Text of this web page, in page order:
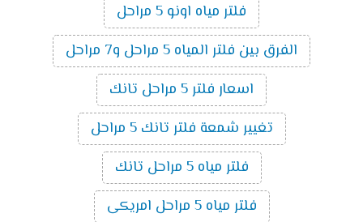
فلتر مياه اونو 5 مراحل
الفرق بين فلتر المياه 5 مراحل و7 مراحل
اسعار فلتر 5 مراحل تانك
تغيير شمعة فلتر تانك 5 مراحل
فلتر مياه 5 مراحل تانك
فلتر مياه 5 مراحل امريكى